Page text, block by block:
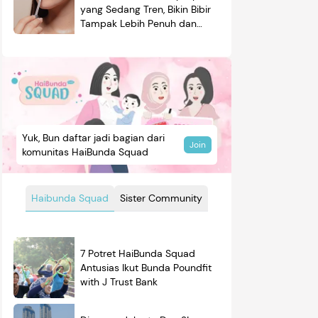
yang Sedang Tren, Bikin Bibir
Tampak Lebih Penuh dan
Haibunda Squad Sister Community
Yuk, Bun daftar jadi bagian dari
komunitas HaiBunda Squad
Join
7 Potret HaiBunda Squad
Antusias Ikut Bunda Poundfit
with J Trust Bank